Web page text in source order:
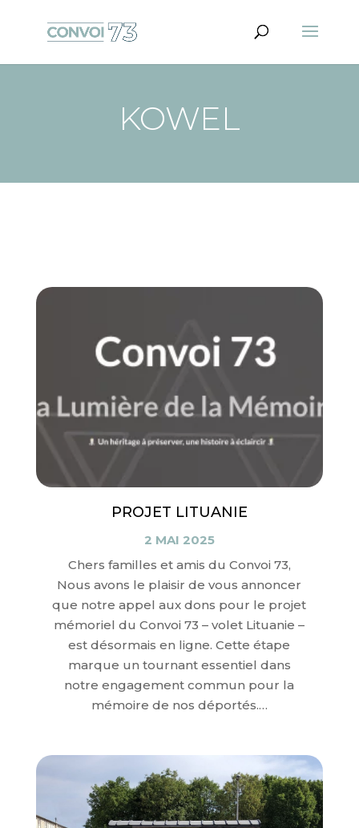
KOWEL
PROJET LITUANIE
2 MAI 2025
Chers familles et amis du Convoi 73,
Nous avons le plaisir de vous annoncer
que notre appel aux dons pour le projet
mémoriel du Convoi 73 – volet Lituanie –
est désormais en ligne. Cette étape
marque un tournant essentiel dans
notre engagement commun pour la
mémoire de nos déportés.…